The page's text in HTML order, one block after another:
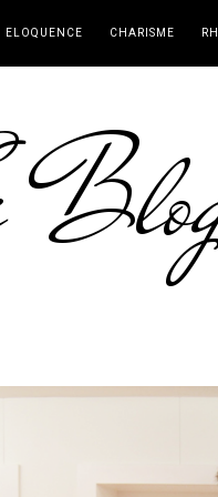
ELOQUENCE CHARISME